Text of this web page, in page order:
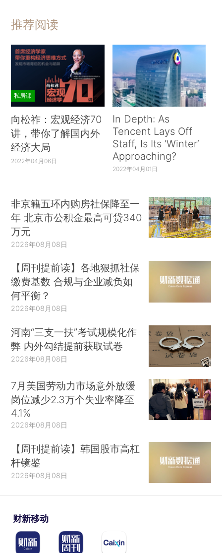
推荐阅读
私房课
向松祚：宏观经济70
讲，带你了解国内外
经济大局
2022年04月06日
In Depth: As
Tencent Lays Off
Staff, Is Its ‘Winter’
Approaching?
2022年04月01日
非京籍五环内购房社保降至一
年 北京市公积金最高可贷340
万元
2026年08月08日
【周刊提前读】各地狠抓社保
缴费基数 合规与企业减负如
何平衡？
2026年08月08日
河南“三支一扶”考试规模化作
弊 内外勾结提前获取试卷
2026年08月08日
7月美国劳动力市场意外放缓
岗位减少2.3万个失业率降至
4.1%
2026年08月08日
【周刊提前读】韩国股市高杠
杆镜鉴
2026年08月08日
财新移动